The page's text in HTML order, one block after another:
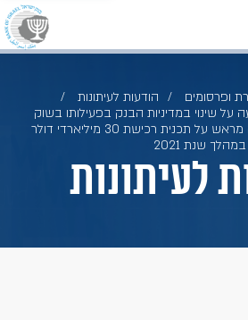
ופרסומים
הודעות לעיתונות
על שינוי במדיניות הבנק בפעילותו בשוק
המט"ח: הוועדה מצהירה מראש על תכנית רכישת 30 מיליארדי דולר
במהלך שנת 2021
לעיתונות